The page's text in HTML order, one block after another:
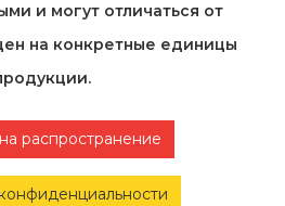
и могут отличаться от
на конкретные единицы
распространение